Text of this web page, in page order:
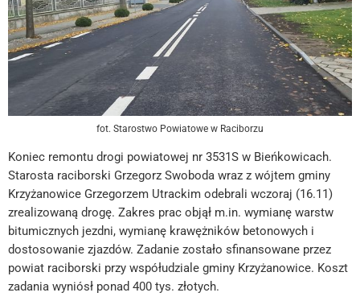
fot. Starostwo Powiatowe w Raciborzu
Koniec remontu drogi powiatowej nr 3531S w Bieńkowicach.
Starosta raciborski Grzegorz Swoboda wraz z wójtem gminy
Krzyżanowice Grzegorzem Utrackim odebrali wczoraj (16.11)
zrealizowaną drogę. Zakres prac objął m.in. wymianę warstw
bitumicznych jezdni, wymianę krawężników betonowych i
dostosowanie zjazdów. Zadanie zostało sfinansowane przez
powiat raciborski przy współudziale gminy Krzyżanowice. Koszt
zadania wyniósł ponad 400 tys. złotych.